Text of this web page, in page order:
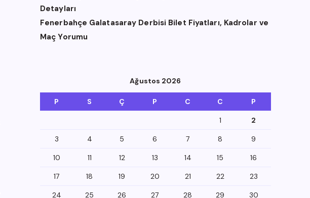
Detayları
Fenerbahçe Galatasaray Derbisi Bilet Fiyatları, Kadrolar ve
Maç Yorumu
Ağustos 2026
P S Ç P C C P
1 2
3 4 5 6 7 8 9
10 11 12 13 14 15 16
17 18 19 20 21 22 23
24 25 26 27 28 29 30